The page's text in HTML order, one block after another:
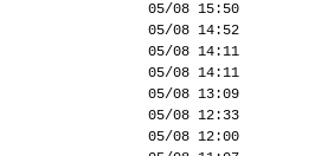
05/08 15:50
05/08 14:52
05/08 14:11
05/08 14:11
05/08 13:09
05/08 12:33
05/08 12:00